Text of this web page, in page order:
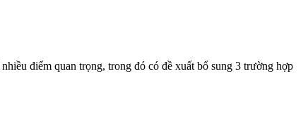
điểm quan trọng, trong đó có đề xuất bổ sung 3 trường hợp